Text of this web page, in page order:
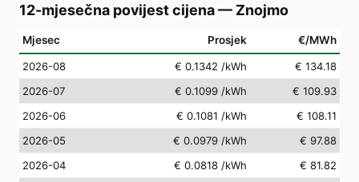
12-mjesečna povijest cijena— Znojmo
Mjesec Prosjek €/MWh
2026-08 € 0.1342 /kWh
€ 134.18
2026-07
€ 0.1099 /kWh
€ 109.93
2026-06
€ 0.1081 /kWh
€ 108.11
2026-05
€ 0.0979 /kWh
€ 97.88
2026-04
€ 0.0818 /kWh
€ 81.82